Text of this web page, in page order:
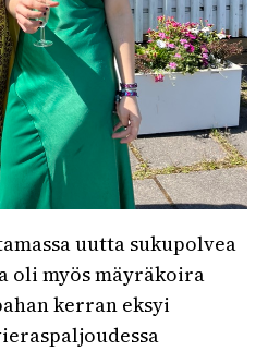
uutta sukupolvea
oli myös mäyräkoira
kerran eksyi